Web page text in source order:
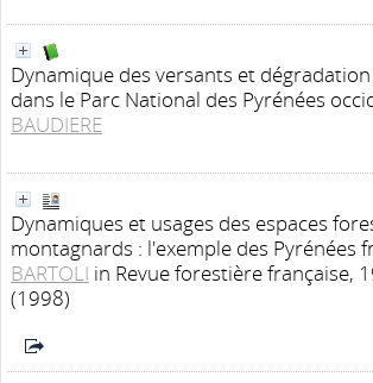
Dynamique des versants et
dans le Parc National des Pyrénées
BAUDIERE
Dynamiques et usages des espaces
montagnards : l'exemple des Pyrénées
BARTOLI in Revue forestière française,
(1998)